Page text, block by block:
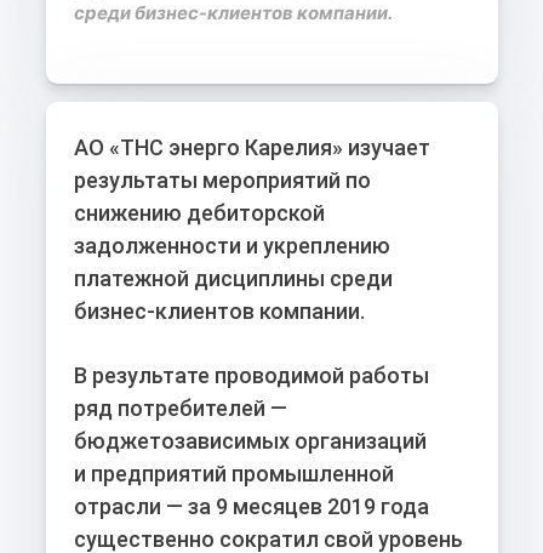
среди бизнес-клиентов компании.
АО «ТНС энерго Карелия» изучает
результаты мероприятий по
снижению дебиторской
задолженности и укреплению
платежной дисциплины среди
бизнес-клиентов компании.
В результате проводимой работы
ряд потребителей —
бюджетозависимых организаций
и предприятий промышленной
отрасли — за 9 месяцев 2019 года
существенно сократил свой уровень